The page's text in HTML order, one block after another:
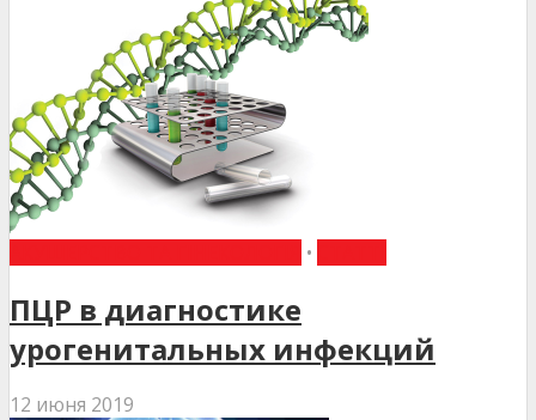
•
ПЦР в диагностике
урогенитальных инфекций
12 июня 2019